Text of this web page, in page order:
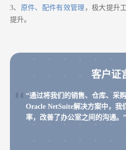
3、 原件、配件有效管理 ，极大提升
提升。
客户证
“通过将我们的销售、仓库、采
Oracle NetSuite解决方案中，我
率，改善了办公室之间的沟通。”